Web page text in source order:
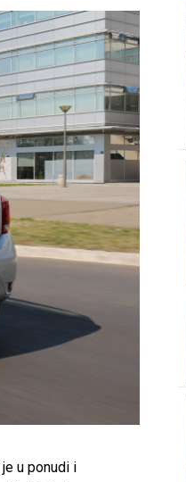
u ponudi i